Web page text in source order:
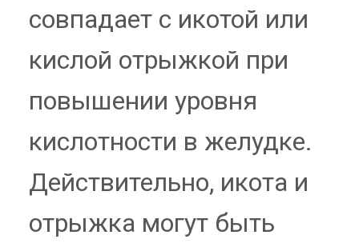
совпадает с икотой или
кислой отрыжкой при
повышении уровня
кислотности в желудке.
Действительно, икота и
отрыжка могут быть